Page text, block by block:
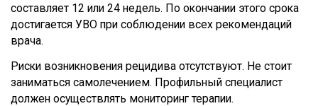
составляет 12 или 24 недель. По окончании этого срока
достигается УВО при соблюдении всех рекомендаций
врача.
Риски возникновения рецидива отсутствуют. Не стоит
заниматься самолечением. Профильный специалист
должен осуществлять мониторинг терапии.